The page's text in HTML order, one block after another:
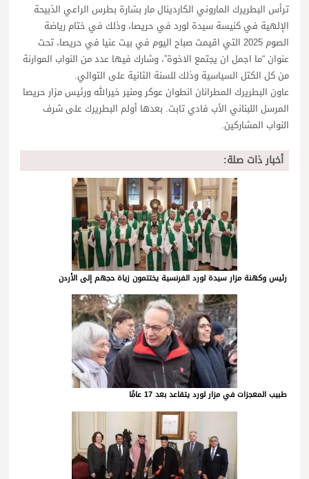
ترأس البطريرك الماروني الكاردينال مار بشارة بطرس الراعي الذبيحة
الإلهية في كنيسة سيدة لورد في حريصا، وذلك في ختام رياضة
الصوم 2025 التي اقيمت صباح اليوم في بيت عنيا في حريصا، تحت
عنوان “ما اجمل ان يجتمع الاخوة”، وشارك فيها عدد من النواب الموارنة
من كل الكتل السياسية وذلك للسنة الثانية على التوالي.
عاون البطريرك المطرانان انطوان عوكر ومنير خيرالله ورئيس مزار حريصا
المرسل اللبناني الأب فادي تابت. بعدها أولم البطريرك على شرف
النواب المشاركين.
أخبار ذات صلة:
رئيس وكهنة مزار سيدة لورد الفرنسية يختتمون زياة حجهم إلى الأردن
طبيب المعجزات في مزار لورد يتقاعد بعد 17 عامًا